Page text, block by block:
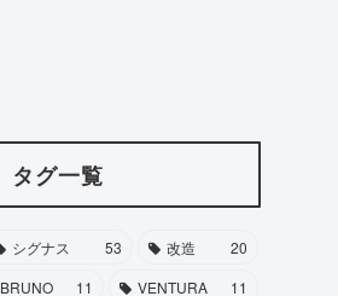
タグ一覧
シグナス 53 改造
20
BRUNO 11 VENTURA
11